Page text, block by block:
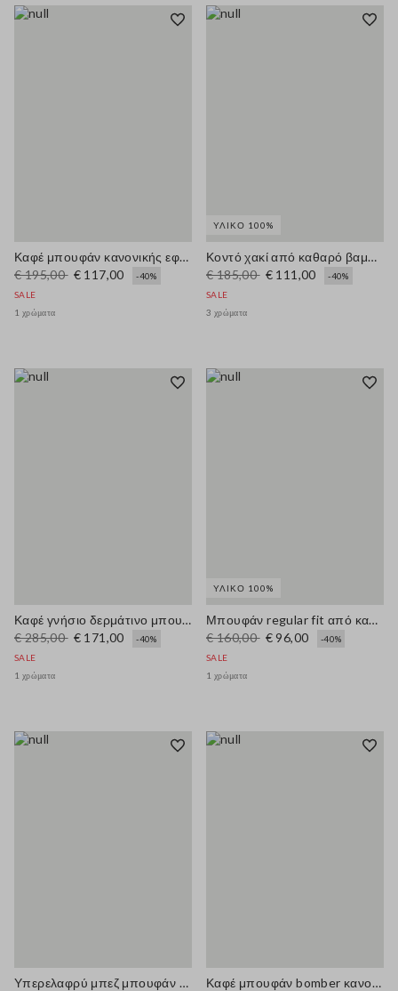
Καφέ μπουφάν κανονικής εφαρμογής από βαμβακερό μείγμα με φερμουάρ
€ 195,00 € 117,00
-40%
SALE
1 χρώματα
ΥΛΙΚΌ 100%
Κοντό χακί από καθαρό βαμβάκι σε κανονική εφαρμογή
€ 185,00 € 111,00
-40%
SALE
3 χρώματα
Καφέ γνήσιο δερμάτινο μπουφάν με κουμπιά, κανονική εφαρμογή
€ 285,00 € 171,00
-40%
SALE
1 χρώματα
ΥΛΙΚΌ 100%
Μπουφάν regular fit από καθαρό βαμβάκι με πολύχρωμο ριγέ σχέδιο
€ 160,00 € 96,00
-40%
SALE
1 χρώματα
Υπερελαφρύ μπεζ μπουφάν κανονικής γραμμής με φερμουάρ
Καφέ μπουφάν bomber κανονικής εφαρμογής